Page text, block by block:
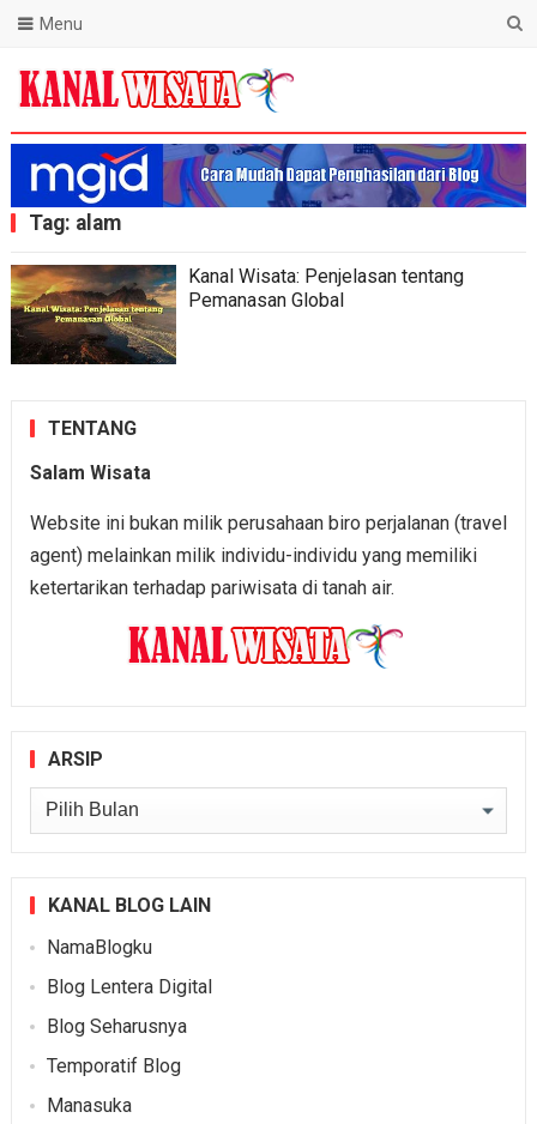
Blog Kanal Wisata
Menu
Tag: alam
Kanal Wisata: Penjelasan tentang
Pemanasan Global
TENTANG
Salam Wisata
Website ini bukan milik perusahaan biro perjalanan (travel
agent) melainkan milik individu-individu yang memiliki
ketertarikan terhadap pariwisata di tanah air.
ARSIP
Arsip
KANAL BLOG LAIN
NamaBlogku
Blog Lentera Digital
Blog Seharusnya
Temporatif Blog
Manasuka